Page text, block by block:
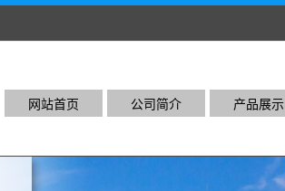
网站首页 公司简介 产品展示